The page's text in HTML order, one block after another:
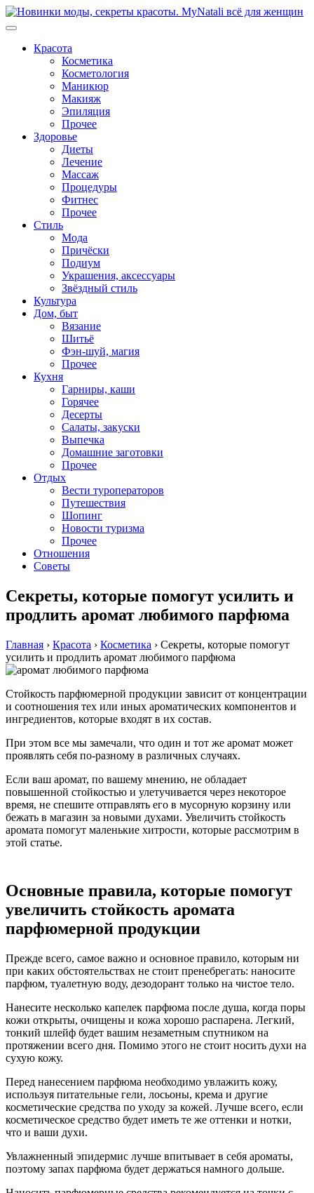
Перейти
к
Красота
Косметика
Косметология
Маникюр
Макияж
Эпиляция
Прочее
Здоровье
Диеты
Лечение
Массаж
Процедуры
Фитнес
Прочее
Стиль
Мода
Причёски
Подиум
Украшения, аксессуары
Звёздный стиль
Культура
Дом, быт
Вязание
Шитьё
Фэн-шуй, магия
Прочее
Кухня
Гарниры, каши
Горячее
Десерты
Салаты, закуски
Выпечка
Домашние заготовки
Прочее
Отдых
Вести туроператоров
Путешествия
Шопинг
Новости туризма
Прочее
Отношения
Советы
Секреты, которые помогут усилить и
продлить аромат любимого парфюма
Главная › Красота › Косметика › Секреты, которые помогут
усилить и продлить аромат любимого парфюма
Стойкость парфюмерной продукции зависит от концентрации
и соотношения тех или иных ароматических компонентов и
ингредиентов, которые входят в их состав.
При этом все мы замечали, что один и тот же аромат может
проявлять себя по-разному в различных случаях.
Если ваш аромат, по вашему мнению, не обладает
повышенной стойкостью и улетучивается через некоторое
время, не спешите отправлять его в мусорную корзину или
бежать в магазин за новыми духами. Увеличить стойкость
аромата помогут маленькие хитрости, которые рассмотрим в
этой статье.
Основные правила, которые помогут
увеличить стойкость аромата
парфюмерной продукции
Прежде всего, самое важно и основное правило, которым ни
при каких обстоятельствах не стоит пренебрегать: наносите
парфюм, туалетную воду, дезодорант только на чистое тело.
Нанесите несколько капелек парфюма после душа, когда поры
кожи открыты, очищены и кожа хорошо распарена. Легкий,
тонкий шлейф будет вашим незаметным спутником на
протяжении всего дня. Помимо этого не стоит носить духи на
сухую кожу.
Перед нанесением парфюма необходимо увлажить кожу,
используя питательные гели, лосьоны, крема и другие
косметические средства по уходу за кожей. Лучше всего, если
косметическое средство будет иметь те же оттенки и нотки,
что и ваши духи.
Увлажненный эпидермис лучше впитывает в себя ароматы,
поэтому запах парфюма будет держаться намного дольше.